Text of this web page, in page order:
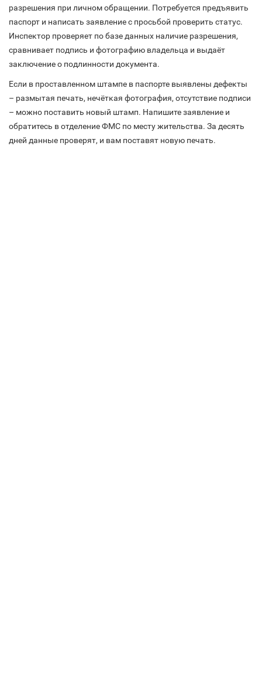
разрешения при личном обращении. Потребуется предъявить
паспорт и написать заявление с просьбой проверить статус.
Инспектор проверяет по базе данных наличие разрешения,
сравнивает подпись и фотографию владельца и выдаёт
заключение о подлинности документа.
Если в проставленном штампе в паспорте выявлены дефекты
– размытая печать, нечёткая фотография, отсутствие подписи
– можно поставить новый штамп. Напишите заявление и
обратитесь в отделение ФМС по месту жительства. За десять
дней данные проверят, и вам поставят новую печать.